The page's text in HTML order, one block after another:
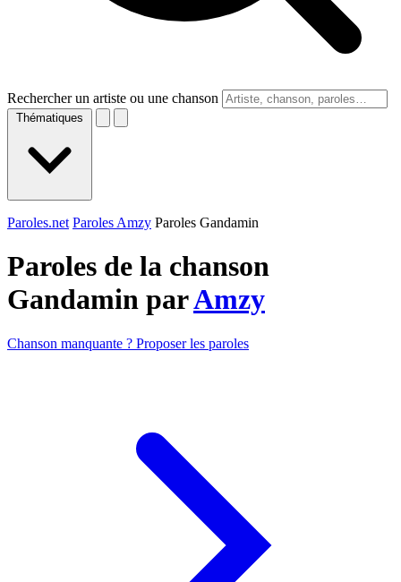
Rechercher un artiste ou une chanson
Thématiques
Paroles.net Paroles Amzy Paroles Gandamin
Paroles de la chanson
Gandamin parAmzy
Chanson manquante ? Proposer les paroles